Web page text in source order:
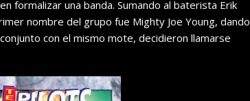
formalizar una banda. Sumando al baterista Erik
nombre del grupo fue Mighty Joe Young, dando
con el mismo mote, decidieron llamarse